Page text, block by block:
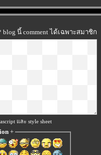
blog นี้ comment ได้เฉพาะสมาชิก
และ style sheet
+